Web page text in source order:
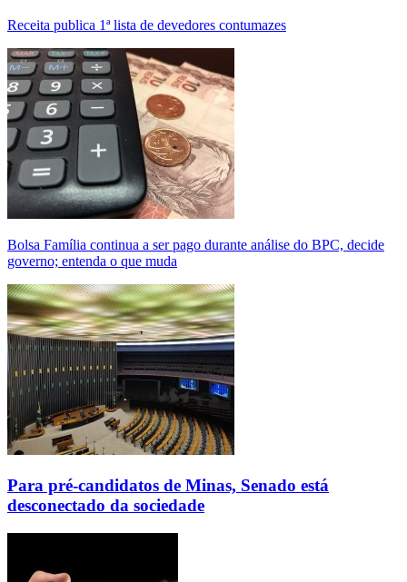
Receita publica 1ª lista de devedores contumazes
Bolsa Família continua a ser pago durante análise do BPC, decide
governo; entenda o que muda
Para pré-candidatos de Minas, Senado está
desconectado da sociedade